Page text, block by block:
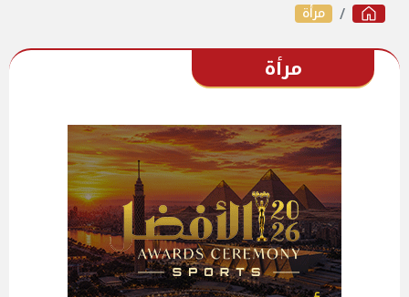
مرأة
مرأة